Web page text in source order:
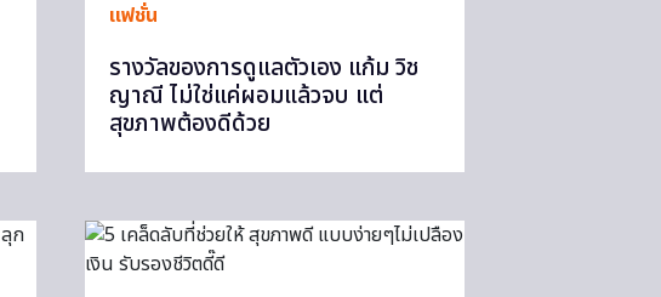
แฟชั่น
รางวัลของการดูแลตัวเอง แก้ม วิช
ญาณี ไม่ใช่แค่ผอมแล้วจบ แต่
สุขภาพต้องดีด้วย